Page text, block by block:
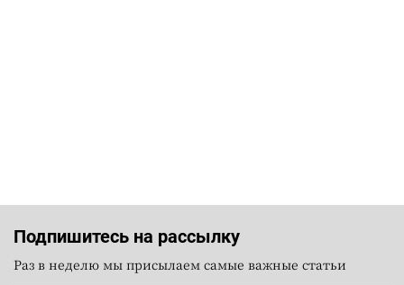
Подпишитесь на рассылку
Раз в неделю мы присылаем самые важные статьи